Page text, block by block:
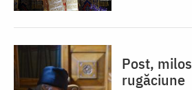
Post,
rugăciune